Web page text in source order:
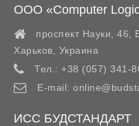
ООО «Computer
проспект Науки, 46,
Харьков
Украина
Тел.: +38 (057) 341-
E-mail:
ИСС БУДСТАНДАРТ